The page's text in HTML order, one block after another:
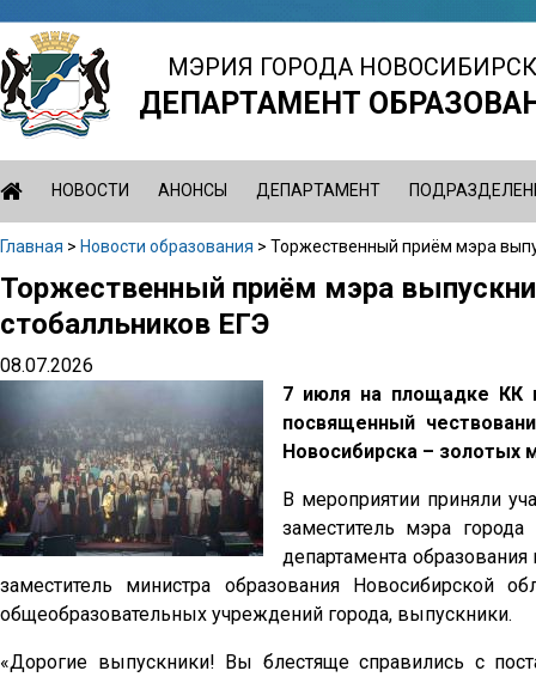
Jump
to
navigation
МЭРИЯ ГОРОДА
ДЕПАРТАМЕНТ
НОВОСТИ АНОНСЫ ДЕПАРТАМЕНТ
Вы
здесь
Главная > Новости образования > Торжественный приём мэра
Back
to
top
Торжественный приём мэра
стобалльников ЕГЭ
08.07.2026
7 июля на площадке КК
посвященный
Новосибирска – золотых
В мероприятии приняли
заместитель мэра
департамента
заместитель министра образования Новосибирской
общеобразовательных учреждений города, выпускники.
«Дорогие выпускники! Вы блестяще справились с